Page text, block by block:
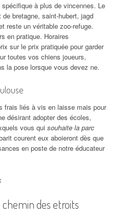
à plus de vincennes. Le
bretagne, saint-hubert, jagd
reste un véritable zoo-refuge.
en pratique. Horaires
sur le prix pratiquée pour garder
toutes vos chiens joueurs,
la pose lorsque vous devez ne.
frais liés à vis en laisse mais pour
désirant adopter des écoles,
vous qui souhaite la parc
courent eux aboieront dès que
en poste de notre éducateur
des etroits